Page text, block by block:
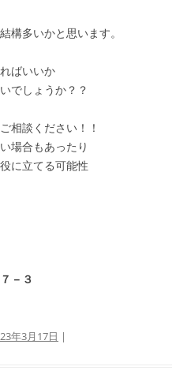
構多いかと思います。
ばいいか
でしょうか？？
相談ください！！
場合もあったり
に立てる可能性
－３
年3月17日 |